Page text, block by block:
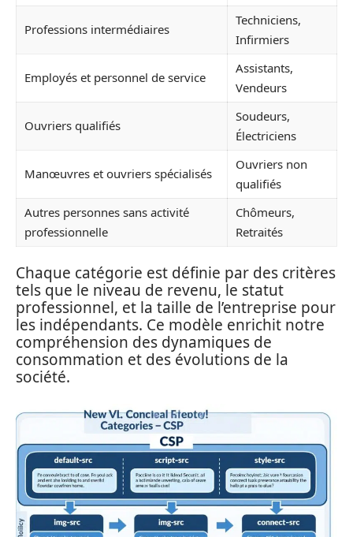
Professions intermédiaires
Techniciens,
Infirmiers
Employés et personnel de service
Assistants,
Vendeurs
Ouvriers qualifiés
Soudeurs,
Électriciens
Manœuvres et ouvriers spécialisés
Ouvriers non
qualifiés
Autres personnes sans activité
professionnelle
Chômeurs,
Retraités
Chaque catégorie est définie par des critères
tels que le niveau de revenu, le statut
professionnel, et la taille de l’entreprise pour
les indépendants. Ce modèle enrichit notre
compréhension des dynamiques de
consommation et des évolutions de la
société.